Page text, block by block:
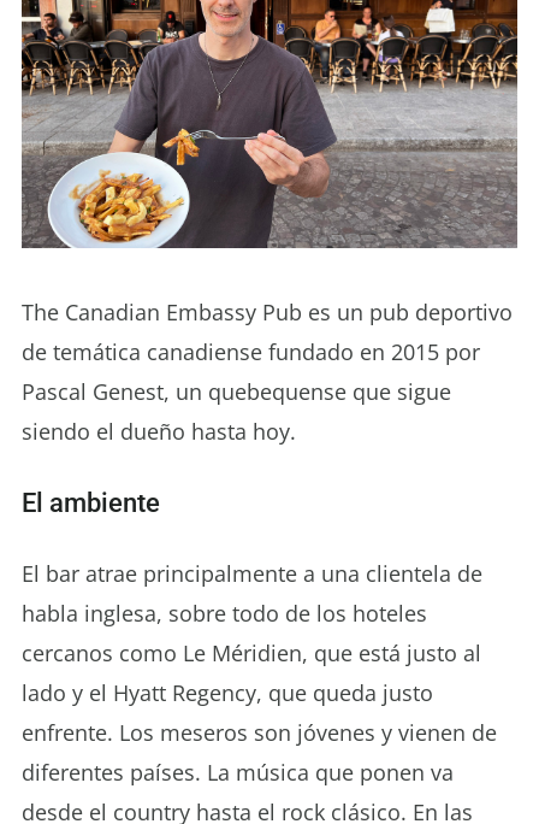
The Canadian Embassy Pub es un pub deportivo
de temática canadiense fundado en 2015 por
Pascal Genest, un quebequense que sigue
siendo el dueño hasta hoy.
El ambiente
El bar atrae principalmente a una clientela de
habla inglesa, sobre todo de los hoteles
cercanos como Le Méridien, que está justo al
lado y el Hyatt Regency, que queda justo
enfrente. Los meseros son jóvenes y vienen de
diferentes países. La música que ponen va
desde el country hasta el rock clásico. En las